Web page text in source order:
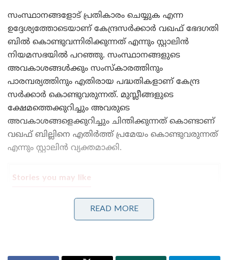
സംസ്ഥാനങ്ങളോട് പ്രതികാരം ചെയ്യുക എന്ന
ഉദ്ദേശ്യത്തോടെയാണ് കേന്ദ്രസർക്കാർ വഖഫ് ഭേദഗതി
ബിൽ കൊണ്ടുവന്നിരിക്കുന്നത് എന്നും സ്റ്റാലിൻ
നിയമസഭയിൽ പറഞ്ഞു. സംസ്ഥാനങ്ങളുടെ
അവകാശങ്ങൾക്കും സംസ്കാരത്തിനും
പാരമ്പര്യത്തിനും എതിരായ പദ്ധതികളാണ് കേന്ദ്ര
സർക്കാർ കൊണ്ടുവരുന്നത്. മുസ്ലീങ്ങളുടെ
ക്ഷേമത്തെക്കുറിച്ചും അവരുടെ
അവകാശങ്ങളെക്കുറിച്ചും ചിന്തിക്കുന്നത് കൊണ്ടാണ്
വഖഫ് ബില്ലിനെ എതിർത്ത് പ്രമേയം കൊണ്ടുവരുന്നത്
എന്നും സ്റ്റാലിൻ വ്യക്തമാക്കി.
Stories you may like
പാർലമെന്റിന്റെ മൺസൂൺ സമ്മേളനം അവസാന
ദിനങ്ങളിലേക്ക് ; നിർണായക ബില്ലുകൾ പാസാക്കാൻ
READ MORE